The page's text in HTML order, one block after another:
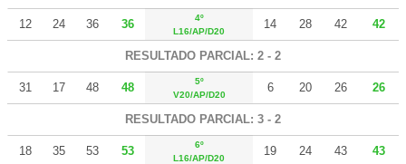
12 24 36 36
4º
L16/AP/D20
14 28 42 42
RESULTADO PARCIAL: 2 - 2
31 17 48 48
5º
V20/AP/D20
6 20 26 26
RESULTADO PARCIAL: 3 - 2
18 35 53 53
6º
L16/AP/D20
19 24 43 43